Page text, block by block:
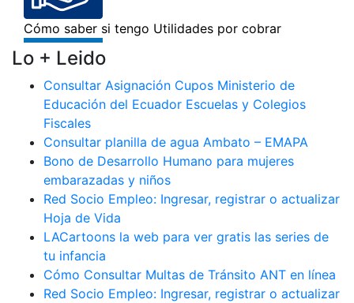
Lo + Leido
Consultar Asignación Cupos Ministerio de
Educación del Ecuador Escuelas y Colegios
Fiscales
Consultar planilla de agua Ambato – EMAPA
Bono de Desarrollo Humano para mujeres
embarazadas y niños
Red Socio Empleo: Ingresar, registrar o actualizar
Hoja de Vida
LACartoons la web para ver gratis las series de
tu infancia
Cómo Consultar Multas de Tránsito ANT en línea
Red Socio Empleo: Ingresar, registrar o actualizar